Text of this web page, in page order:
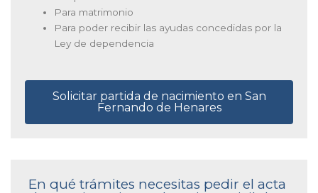
Para matrimonio
Para poder recibir las ayudas concedidas por la
Ley de dependencia
Solicitar partida de nacimiento en San
Fernando de Henares
En qué trámites necesitas pedir el acta